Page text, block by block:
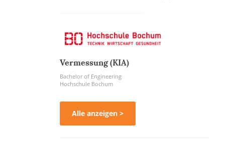
Vermessung (KIA)
Bachelor of Engineering
Hochschule Bochum
Alle anzeigen >